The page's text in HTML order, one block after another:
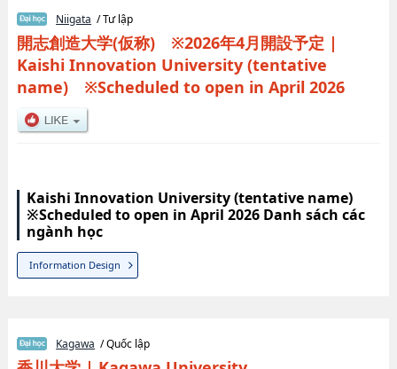
Niigata / Tư lập
開志創造大学(仮称) ※2026年4月開設予定 |
Kaishi Innovation University (tentative
name) ※Scheduled to open in April 2026
Kaishi Innovation University (tentative name)
※Scheduled to open in April 2026 Danh sách các
ngành học
Information Design
Kagawa / Quốc lập